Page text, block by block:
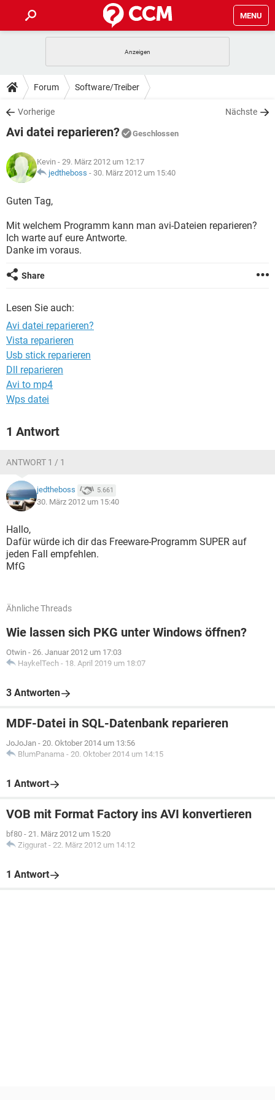
MENU
ANDROID IOS
WINDOWS 10
WHATSAPP TIKTOK
FACEBOOK
TIPPS & TRICKS
SPIELE
WHATSAPP
FACEBOOK
DOWNLOADS
SPIELE STREAMING
ANDROID
WINDOWS 10 INSTAGRAM
WHATSAPP
SPIELE
ANDROID
WINDOWS 10
WHATSAPP TIKTOK
FACEBOOK
LEXIKON
SPIELE
WINDOWS 10
FACEBOOK
Forum Software/Treiber
Vorherige Nächste
Avi datei reparieren? Geschlossen
Kevin - 29. März 2012 um 12:17
jedtheboss - 30. März 2012 um 15:40
Guten Tag,
Mit welchem Programm kann man avi-Dateien reparieren?
Ich warte auf eure Antworte.
Danke im voraus.
Share
Lesen Sie auch:
Avi datei reparieren?
Vista reparieren
Usb stick reparieren
Dll reparieren
Avi to mp4
Wps datei
1 Antwort
ANTWORT 1 / 1
jedtheboss 5.661
30. März 2012 um 15:40
Hallo,
Dafür würde ich dir das Freeware-Programm SUPER auf
jeden Fall empfehlen.
MfG
Ähnliche Threads
Wie lassen sich PKG unter Windows öffnen?
Otwin - 26. Januar 2012 um 17:03
HaykelTech - 18. April 2019 um 18:07
3 Antworten
MDF-Datei in SQL-Datenbank reparieren
JoJoJan - 20. Oktober 2014 um 13:56
BlumPanama - 20. Oktober 2014 um 14:15
1 Antwort
VOB mit Format Factory ins AVI konvertieren
bf80 - 21. März 2012 um 15:20
Ziggurat - 22. März 2012 um 14:12
1 Antwort